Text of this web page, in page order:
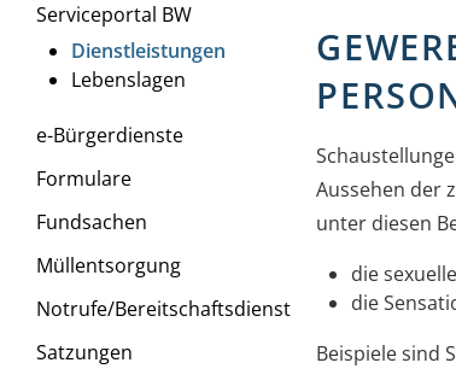
Serviceportal BW
Dienstleistungen
Lebenslagen
e-Bürgerdienste
Formulare
Fundsachen
Müllentsorgung
Notrufe/Bereitschaftsdienst
Satzungen
Aussehen der
unter diesen
die
die
Beispiele sind